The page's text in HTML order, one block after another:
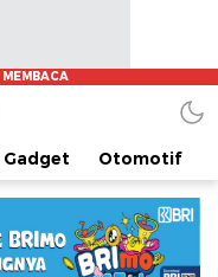
Gadget Otomotif